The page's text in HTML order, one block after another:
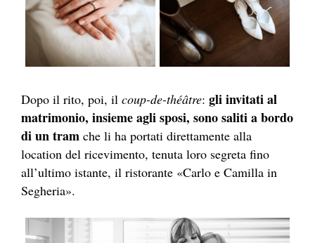
Dopo il rito, poi, il coup-de-théâtre: gli invitati al
matrimonio, insieme agli sposi, sono saliti a bordo
di un tram che li ha portati direttamente alla
location del ricevimento, tenuta loro segreta fino
all’ultimo istante, il ristorante «Carlo e Camilla in
Segheria».